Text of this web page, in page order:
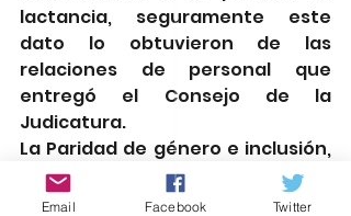
lactancia, seguramente este
dato lo obtuvieron de las
relaciones de personal que
entregó el Consejo de la
Judicatura.
La Paridad de género e inclusión,
junto con los principios de
igualdad, libertad, solidaridad y
Email Facebook Twitter